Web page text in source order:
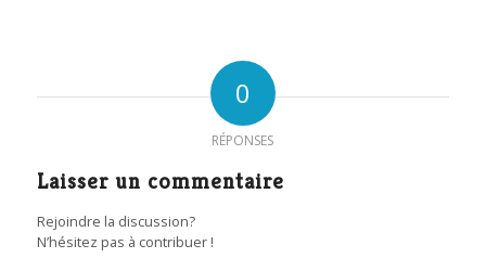
0
RÉPONSES
Laisser un commentaire
Rejoindre la discussion?
N’hésitez pas à contribuer !